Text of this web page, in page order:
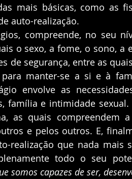
mais básicas, como as
auto-realização.
compreende, no seu
o sexo, a fome, o sono, a
de segurança, entre as
manter-se a si e à
envolve as
família e intimidade
as quais compreendem
e pelos outros. E,
realização que nada
todo o seu
somos capazes de ser,